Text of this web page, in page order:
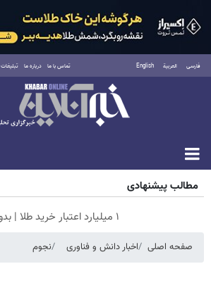
فارسی العربية English تماس با ما درباره ما تبلیغات
شنبه ۱۷ مرداد ۱۴۰۵
مطالب پیشنهادی
۱ میلیارد اعتبار خرید طلا | بدون ضامن و چک
صفحه اصلی اخبار دانش و فناوری نجوم